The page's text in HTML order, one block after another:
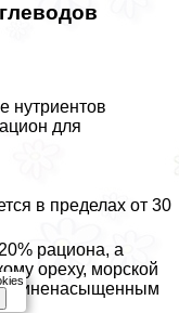
нутриентов
для
в пределах от 30
рациона, а
ореху, морской